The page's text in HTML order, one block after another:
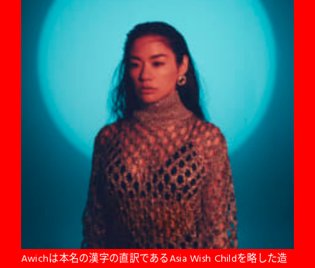
Awichは本名の漢字の直訳であるAsia Wish Childを略した造